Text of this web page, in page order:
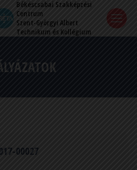
Békéscsabai Szakképzési
Centrum
Szent-Györgyi Albert
Technikum és Kollégium
00027